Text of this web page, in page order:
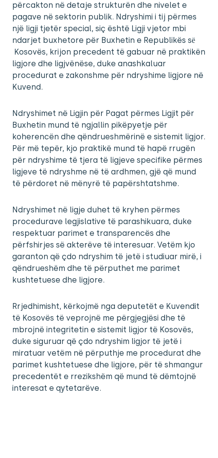
përcakton në detaje strukturën dhe nivelet e
pagave në sektorin publik. Ndryshimi i tij përmes
një ligji tjetër special, siç është Ligji vjetor mbi
ndarjet buxhetore për Buxhetin e Republikës sё
Kosovës, krijon precedent të gabuar në praktikën
ligjore dhe ligjvënëse, duke anashkaluar
procedurat e zakonshme për ndryshime ligjore në
Kuvend.
Ndryshimet në Ligjin për Pagat përmes Ligjit për
Buxhetin mund të ngjallin pikëpyetje për
koherencën dhe qëndrueshmërinë e sistemit ligjor.
Për më tepër, kjo praktikë mund të hapë rrugën
për ndryshime të tjera të ligjeve specifike përmes
ligjeve të ndryshme në të ardhmen, gjë që mund
të përdoret në mënyrë të papërshtatshme.
Ndryshimet në ligje duhet të kryhen përmes
procedurave legjislative të parashikuara, duke
respektuar parimet e transparencës dhe
përfshirjes së akterëve të interesuar. Vetëm kjo
garanton që çdo ndryshim të jetë i studiuar mirë, i
qëndrueshëm dhe të përputhet me parimet
kushtetuese dhe ligjore.
Rrjedhimisht, kërkojmë nga deputetët e Kuvendit
të Kosovës të veprojnë me përgjegjësi dhe të
mbrojnë integritetin e sistemit ligjor të Kosovës,
duke siguruar që çdo ndryshim ligjor të jetë i
miratuar vetëm në përputhje me procedurat dhe
parimet kushtetuese dhe ligjore, për të shmangur
precedentët e rrezikshëm që mund të dëmtojnë
interesat e qytetarëve.